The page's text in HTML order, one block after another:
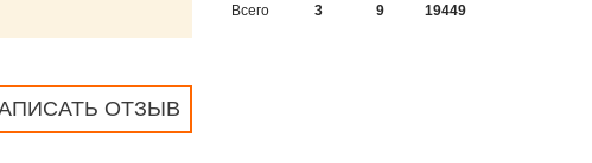
ОТЗЫВ
Всего
3 9 19449